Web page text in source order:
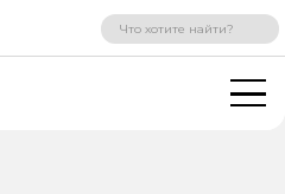
ВХОД РЕГИСТРАЦИЯ